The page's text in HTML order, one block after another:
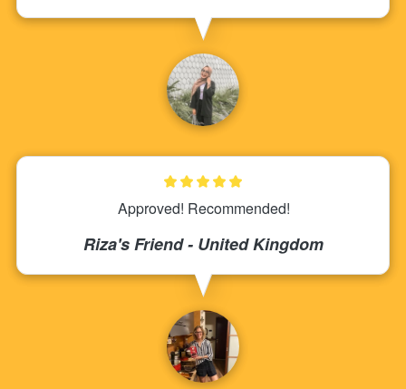
Approved! Recommended!
Riza's Friend - United Kingdom